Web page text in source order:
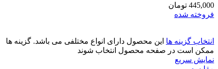
445,000 تومان
فروخته شده
انتخاب گزینه ها این محصول دارای انواع مختلفی می باشد. گزینه ها
ممکن است در صفحه محصول انتخاب شوند
نمایش سریع